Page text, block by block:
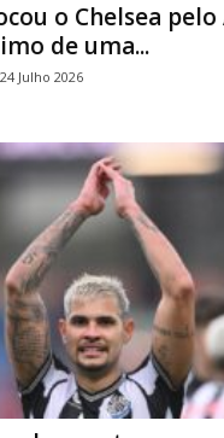
o Chelsea
de uma...
24 Julho 2026